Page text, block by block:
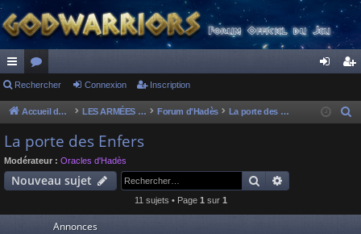
ac
co
ur
ci
or
u
s
ne cri
Rechercher Connexion Inscription
Accueil du forum LES ARMÉES DIVINES - FORUMS DE CLAN Forum d'Hadès La porte des Enfers
c
La porte des Enfers
Modérateur : Oracles d'Hadès
Nouveau sujet Rechercher
11 sujets • Page 1 sur 1
Annonces